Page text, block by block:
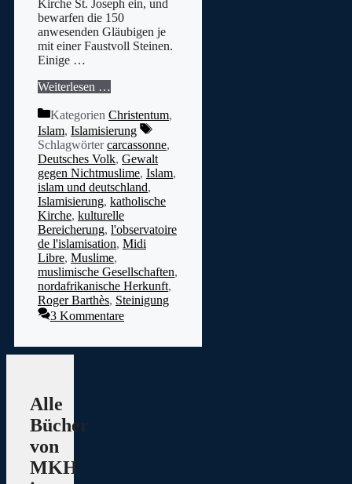
Kirche St. Joseph ein, und
bewarfen die 150
anwesenden Gläubigen je
mit einer Faustvoll Steinen.
Einige …
Weiterlesen …
Kategorien Christentum,
Islam, Islamisierung
Schlagwörtercarcassonne,
Deutsches Volk, Gewalt
gegen Nichtmuslime, Islam,
islam und deutschland,
Islamisierung, katholische
Kirche, kulturelle
Bereicherung, l'observatoire
de l'islamisation, Midi
Libre, Muslime,
muslimische Gesellschaften,
nordafrikanische Herkunft,
Roger Barthès, Steinigung
3 Kommentare
Alle
Bücher
von
MKH